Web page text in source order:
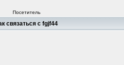
Посетитель
связаться с fgjf44